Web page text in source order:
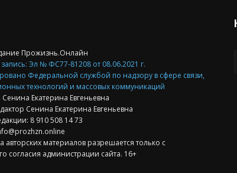
Прожизнь.Онлайн
запись: Эл № ФС77-81208 от 08.06.2021 г.
Федеральной службой по надзору в сфере связи,
технологий и массовых коммуникаций
Екатерина Евгеньевна
Сенина Екатерина Евгеньевна
8 910 508 14 73
авторских материалов разрешается только с
согласия администрации сайта. 16+